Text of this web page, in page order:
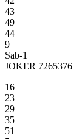
43
49
44
9
Sab-1
JOKER 7265376
16
23
29
35
51